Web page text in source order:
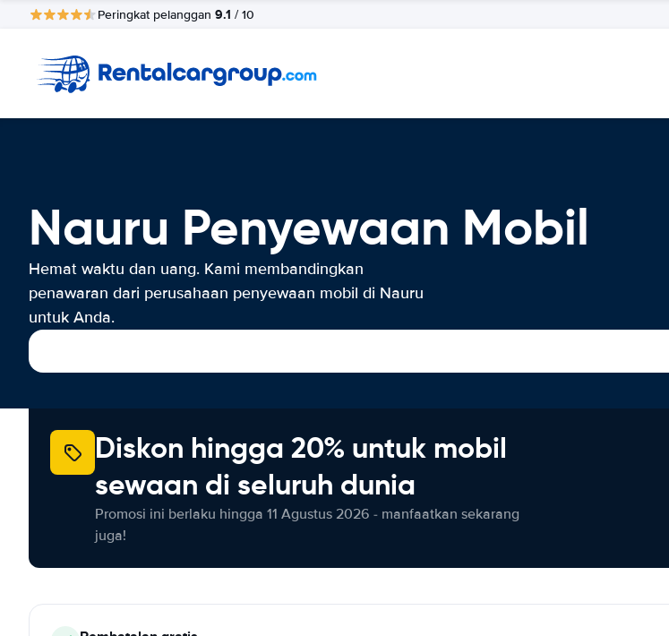
Peringkat pelanggan 9.1 / 10
Nauru Penyewaan Mobil
Hemat waktu dan uang. Kami membandingkan
penawaran dari perusahaan penyewaan mobil di Nauru
untuk Anda.
Diskon hingga 20% untuk mobil
sewaan di seluruh dunia
Promosi ini berlaku hingga 11 Agustus 2026 - manfaatkan sekarang
juga!